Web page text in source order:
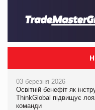
03 березня 2026
Освітній бенефіт як
ThinkGlobal підвищує
команди